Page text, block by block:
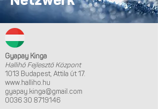
Gyapay Kinga
Hallihó Fejlesztő Központ
1013 Budapest, Attila út 17.
www.halliho.hu
gyapay.kinga@gmail.com
0036 30 8719146